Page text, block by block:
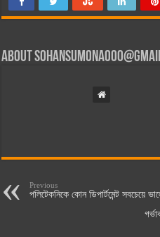
About
Previous
পলিটেকনিকে কোন ডিপার্টমেন্ট সবচেয়ে